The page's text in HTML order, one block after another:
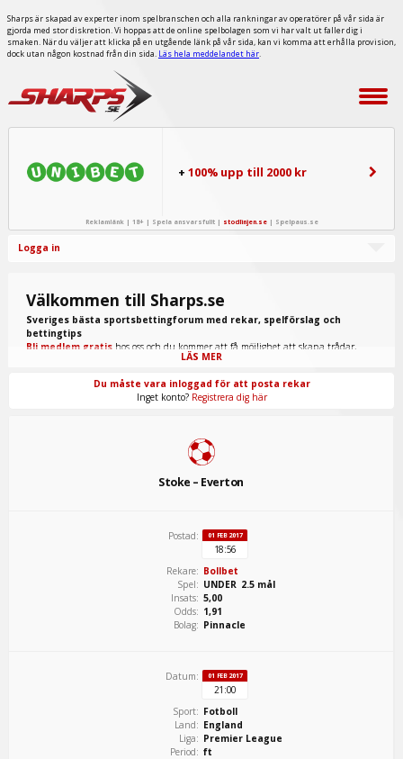
Sharps är skapad av experter inom spelbranschen och alla rankningar av operatörer på vår sida är
gjorda med stor diskretion. Vi hoppas att de online spelbolagen som vi har valt ut faller dig i
smaken. När du väljer att klicka på en utgående länk på vår sida, kan vi komma att erhålla provision,
dock utan någon kostnad från din sida. Läs hela meddelandet här.
+100% upp till 2000 kr
Reklamlänk | 18+ | Spela ansvarsfullt | stodlinjen.se| Spelpaus.se
Logga in
Välkommen till Sharps.se
Sveriges bästa sportsbettingforum med rekar, spelförslag och
bettingtips
Bli medlem gratis hos oss och du kommer att få möjlighet att skapa trådar,
skriva inlägg, ta del av spel från "procappers" och mycket annat.
LÄS MER
Du måste vara inloggad för att posta rekar
Inget konto? Registrera dig här
Stoke – Everton
Postad: 01 FEB 2017
18:56
Rekare: Bollbet
Spel: UNDER 2.5 mål
Insats: 5,00
Odds: 1,91
Bolag: Pinnacle
Datum: 01 FEB 2017
21:00
Sport: Fotboll
Land: England
Liga: Premier League
Period: ft